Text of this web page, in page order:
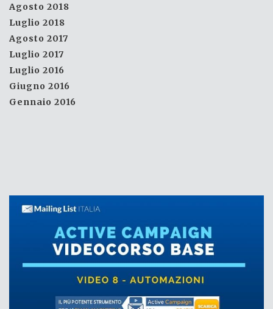
Agosto 2018
Luglio 2018
Agosto 2017
Luglio 2017
Luglio 2016
Giugno 2016
Gennaio 2016